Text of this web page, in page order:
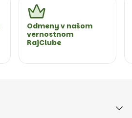
Odmeny v našom
vernostnom
RajClube